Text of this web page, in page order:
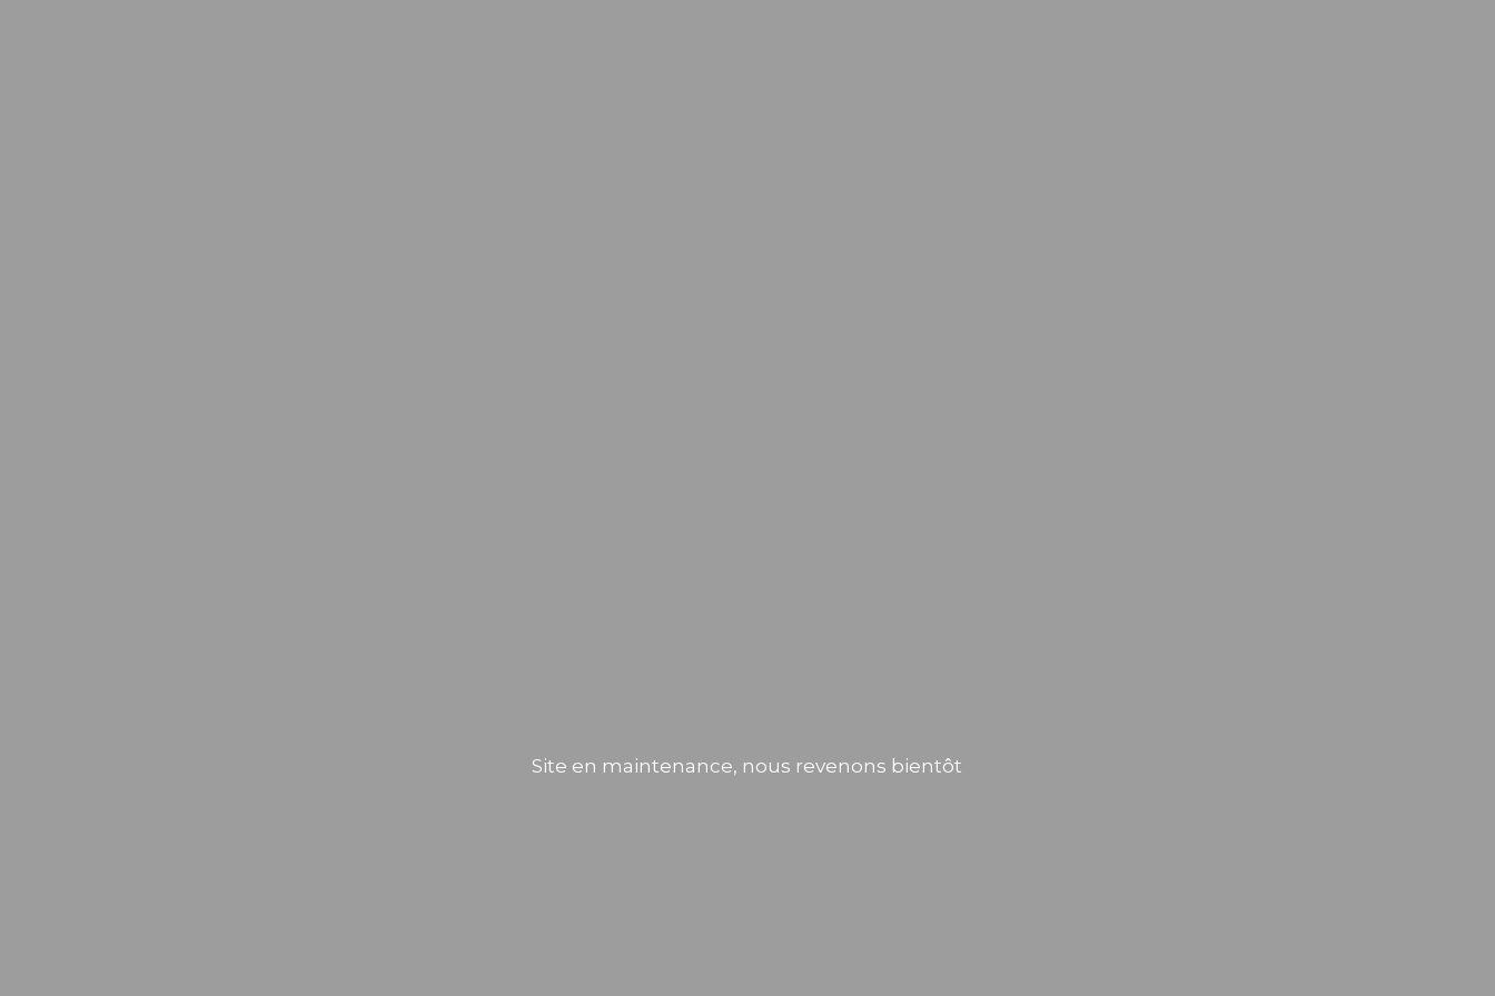
Site en maintenance, nous revenons bientôt